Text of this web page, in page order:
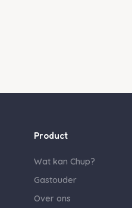
Product
Wat kan Chup?
Gastouder
Over ons